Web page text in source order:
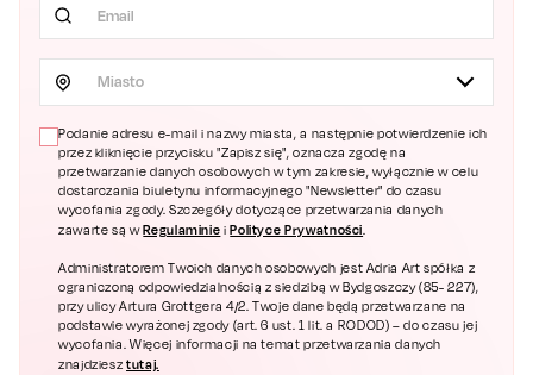
Miasto
Podanie adresu e-mail i nazwy miasta, a następnie potwierdzenie ich
przez kliknięcie przycisku "Zapisz się", oznacza zgodę na
przetwarzanie danych osobowych w tym zakresie, wyłącznie w celu
dostarczania biuletynu informacyjnego "Newsletter" do czasu
wycofania zgody. Szczegóły dotyczące przetwarzania danych
zawarte są wRegulaminie i Polityce Prywatności.
Administratorem Twoich danych osobowych jest Adria Art spółka z
ograniczoną odpowiedzialnością z siedzibą w Bydgoszczy (85- 227),
przy ulicy Artura Grottgera 4/2. Twoje dane będą przetwarzane na
podstawie wyrażonej zgody (art. 6 ust. 1 lit. a RODOD) – do czasu jej
wycofania. Więcej informacji na temat przetwarzania danych
znajdziesztutaj.